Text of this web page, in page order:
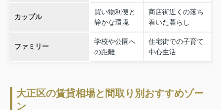
カップル
買い物利便と
静かな環境
商店街近くの落ち
着いた暮らし
ファミリー
学校や公園へ
の距離
住宅街での子育て
中心生活
大正区の賃貸相場と間取り別おすすめゾー
ン